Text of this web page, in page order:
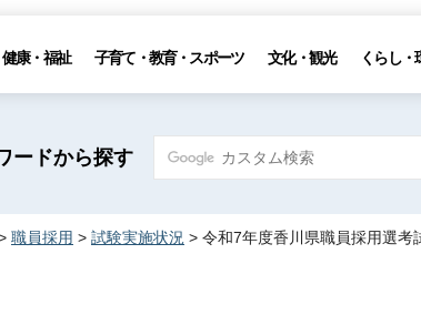
健康・福祉 子育て・教育・スポーツ 文化・観光 くらし・
ードから探す
職員採用 > 試験実施状況 > 令和7年度香川県職員採用選考